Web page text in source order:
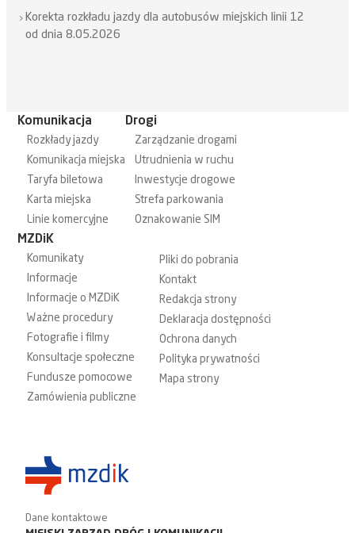
Korekta rozkładu jazdy dla autobusów miejskich linii 12
od dnia 8.05.2026
Komunikacja
Rozkłady jazdy
Komunikacja miejska
Taryfa biletowa
Karta miejska
Linie komercyjne
Drogi
Zarządzanie drogami
Utrudnienia w ruchu
Inwestycje drogowe
Strefa parkowania
Oznakowanie SIM
MZDiK
Komunikaty
Informacje
Informacje o MZDiK
Ważne procedury
Fotografie i filmy
Konsultacje społeczne
Fundusze pomocowe
Zamówienia publiczne
Pliki do pobrania
Kontakt
Redakcja strony
Deklaracja dostępności
Ochrona danych
Polityka prywatności
Mapa strony
Dane kontaktowe